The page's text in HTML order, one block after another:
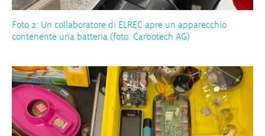
Foto 2: Un collaboratore di ELREC apre un apparecchio
contenente una batteria (foto: Carbotech AG)